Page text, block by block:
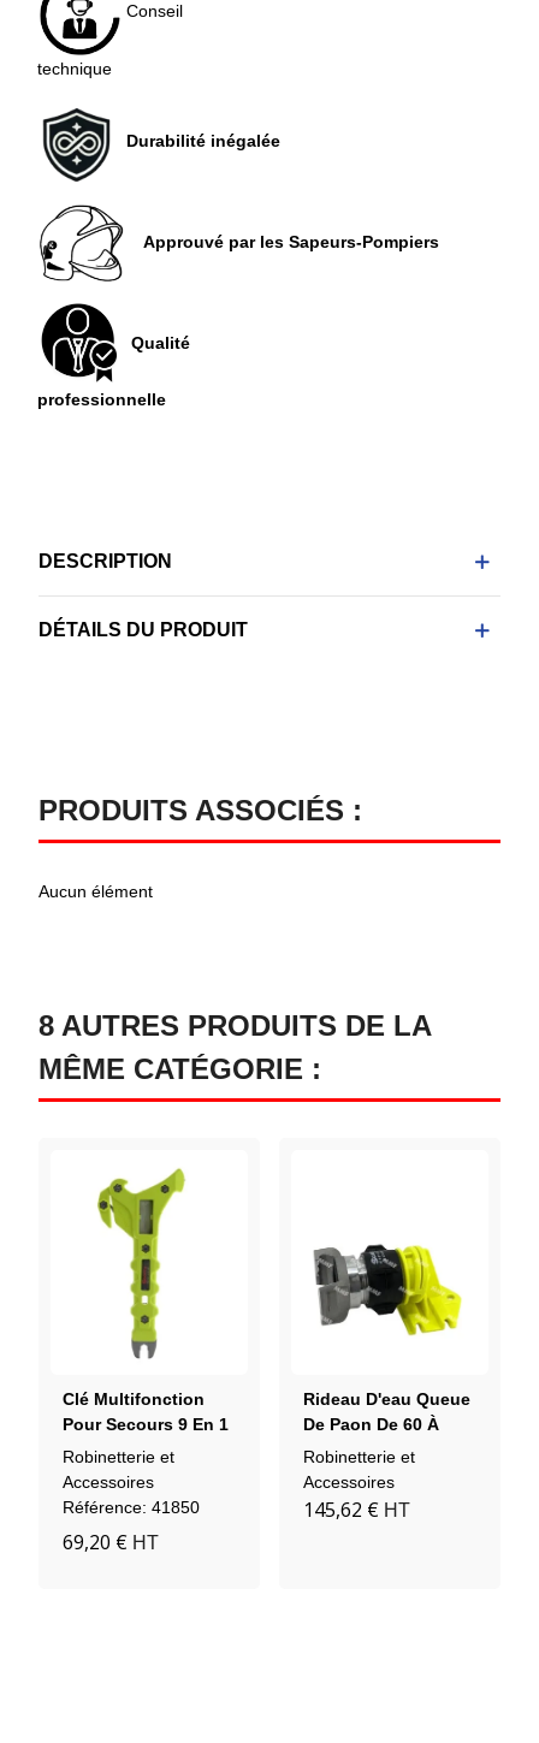
Conseil
technique
Durabilité inégalée
Approuvé par les Sapeurs-Pompiers
Qualité
professionnelle
DESCRIPTION
DÉTAILS DU PRODUIT
PRODUITS ASSOCIÉS :
Aucun élément
8 AUTRES PRODUITS DE LA
MÊME CATÉGORIE :
Clé Multifonction
Pour Secours 9 En 1
Scotty
Robinetterie et
Accessoires
Référence: 41850
69,20 € HT
Rideau D'eau Queue
De Paon De 60 À
200L/min Avec
Raccord DSP45 Sans
Verrou
Robinetterie et
Accessoires
145,62 € HT